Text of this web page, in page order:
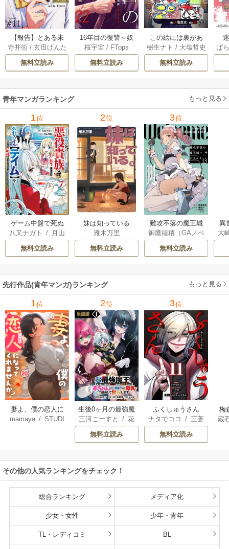
【報告】とある未
解決事件について 1
1巻
寺井衒/ 玄田げんた
無料立読み
16年目の復讐～奴
らを地獄に送るま
で 22巻
桜宇宙 / FTops
無料立読み
この絵には裏があ
る 6巻
樹生ナト / 大塩哲史
無料立読み
ぱ
青年マンガランキング もっと見る
1位
ゲーム中盤で死ぬ
悪役貴族に転生し
たので、外れスキ
ル【テイム】を駆
してみた
八又ナガト / 月山
可也
無料立読み
2位
妹は知っている
雁木万里
無料立読み
3位
難攻不落の魔王城
へようこそ～デバ
フは不要と勇者パ
ーティーを追い出
魔王軍の最高幹部
に迎えられる～
御鷹穂積（GAノベ
ル／SBクリエイテ
ィブ刊）/蚕堂j1
六/ユウヒ
無料立読み
異
は
大
先行作品(青年マンガ)ランキング もっと見る
1位
妻よ、僕の恋人に
なってくれません
mamaya/STUDI
2位
生後0ヶ月の最強魔
王 食べるだけ強
くなるチート能力
持ち転生者だけど
雄たちの母乳で成
長して無双します
三河ごーすと /花
房雪/ マップ
無料立読み
3位
ふくしゅうさん
ナタでココ /三蒼
/
チームふくし
ゅうさん
無料立読み
梅
蔵
その他の人気ランキングをチェック！
総合ランキング メディア化
少女・女性 少年・青年
TL・レディコミ BL